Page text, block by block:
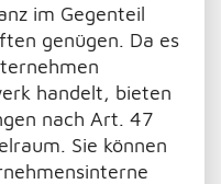
im Gegenteil
genügen. Da es
handelt, bieten
nach Art. 47
Sie können